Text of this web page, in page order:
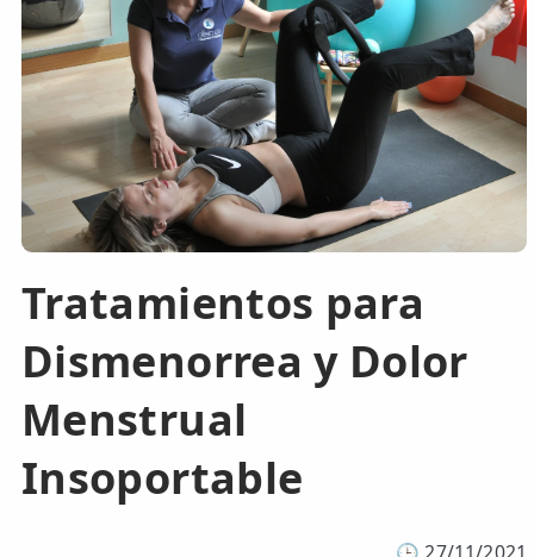
📍 Chamberí - Centro
📍 Barrio Salamanca
📍 Carabanchel - Usera
📍 Bravo Murillo
📍 Getafe
TIENDA
🛍️ Tienda Bonos
🛍️ Tienda Productos Fisioterapia
🎁 Tarjetas Regalo
🛒 Carrito
Tratamientos para
Dismenorrea y Dolor
Menstrual
Insoportable